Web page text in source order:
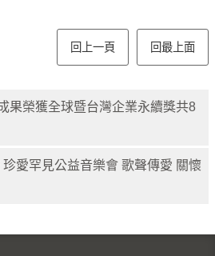
回上一頁 回最上面
果榮獲全球暨台灣企業永續獎共8
愛罕見公益音樂會 歌聲傳愛 關懷